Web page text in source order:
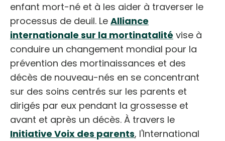
enfant mort-né et à les aider à traverser le
processus de deuil. Le Alliance
internationale sur la mortinatalité vise à
conduire un changement mondial pour la
prévention des mortinaissances et des
décès de nouveau-nés en se concentrant
sur des soins centrés sur les parents et
dirigés par eux pendant la grossesse et
avant et après un décès. À travers le
Initiative Voix des parents, l'International